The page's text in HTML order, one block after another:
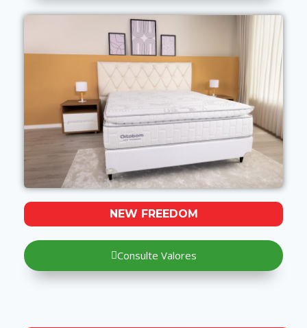
NEW FREEDOM
Consulte Valores